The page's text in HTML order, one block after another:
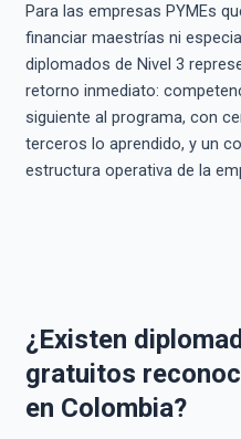
Para las empresas PYMEs
financiar maestrías ni
diplomados de Nivel 3
retorno inmediato:
siguiente al programa, con
terceros lo aprendido, y un
estructura operativa de la
¿Existen
gratuitos
en Colombia?